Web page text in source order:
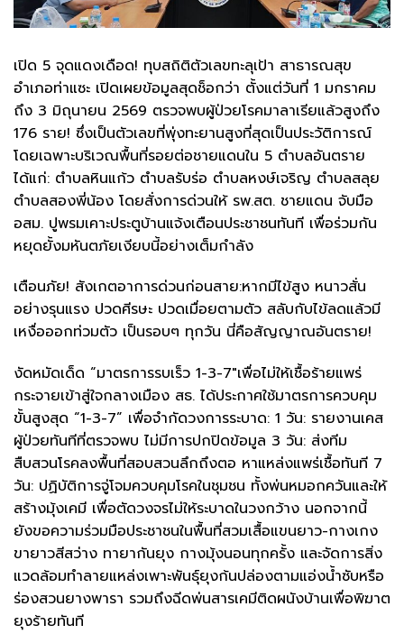
เปิด 5 จุดแดงเดือด! ทุบสถิติตัวเลขทะลุเป้า ​สาธารณสุข
อำเภอท่าแซะ เปิดเผยข้อมูลสุดช็อกว่า ตั้งแต่วันที่ 1 มกราคม
ถึง 3 มิถุนายน 2569 ตรวจพบผู้ป่วยโรคมาลาเรียแล้วสูงถึง
176 ราย! ซึ่งเป็นตัวเลขที่พุ่งทะยานสูงที่สุดเป็นประวัติการณ์
โดยเฉพาะบริเวณพื้นที่รอยต่อชายแดนใน 5 ตำบลอันตราย
ได้แก่: ​ตำบลหินแก้ว ​ตำบลรับร่อ ​ตำบลหงษ์เจริญ ​ตำบลสลุย ​
ตำบลสองพี่น้อง ​โดยสั่งการด่วนให้ รพ.สต. ชายแดน จับมือ
อสม. ปูพรมเคาะประตูบ้านแจ้งเตือนประชาชนทันที เพื่อร่วมกัน
หยุดยั้งมหันตภัยเงียบนี้อย่างเต็มกำลัง
เตือนภัย! สังเกตอาการด่วนก่อนสาย:หากมีไข้สูง หนาวสั่น
อย่างรุนแรง ปวดศีรษะ ปวดเมื่อยตามตัว สลับกับไข้ลดแล้วมี
เหงื่อออกท่วมตัว เป็นรอบๆ ทุกวัน นี่คือสัญญาณอันตราย!
​งัดหมัดเด็ด “มาตรการรบเร็ว 1-3-7″​เพื่อไม่ให้เชื้อร้ายแพร่
กระจายเข้าสู่ใจกลางเมือง สธ. ได้ประกาศใช้มาตรการควบคุม
ขั้นสูงสุด “1-3-7” เพื่อจำกัดวงการระบาด: ​1 วัน: รายงานเคส
ผู้ป่วยทันทีที่ตรวจพบ ไม่มีการปกปิดข้อมูล ​3 วัน: ส่งทีม
สืบสวนโรคลงพื้นที่สอบสวนลึกถึงตอ หาแหล่งแพร่เชื้อทันที ​7
วัน: ปฏิบัติการจู่โจมควบคุมโรคในชุมชน ทั้งพ่นหมอกควันและให้
สร้างมุ้งเคมี เพื่อตัดวงจรไม่ให้ระบาดในวงกว้าง ​นอกจากนี้
ยังขอความร่วมมือประชาชนในพื้นที่สวมเสื้อแขนยาว-กางเกง
ขายาวสีสว่าง ทายากันยุง กางมุ้งนอนทุกครั้ง และจัดการสิ่ง
แวดล้อมทำลายแหล่งเพาะพันธุ์ยุงก้นปล่องตามแอ่งน้ำซับหรือ
ร่องสวนยางพารา รวมถึงฉีดพ่นสารเคมีติดผนังบ้านเพื่อพิฆาต
ยุงร้ายทันที